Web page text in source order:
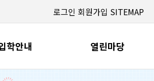
로그인 회원가입 SITEMAP
학안내 열린마당